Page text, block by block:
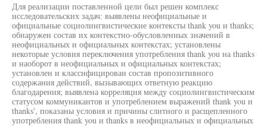
Для реализации поставленной цели был решен комплекс
исследовательских задач: выявлены неофициальные и
официальные социолингвистические контексты thank you и thanks;
обнаружен состав их контекстно-обусловленных значений в
неофициальных и официальных контекстах; установлены
некоторые условия переключения употребления thank you на thanks
и наоборот в неофициальных и официальных контекстах;
установлен и классифицирован состав пропозитивного
содержания действий, вызывающих ответную реакцию
благодарения; выявлена корреляция между социолингвистическим
статусом коммуникантов и употреблением выражений thank you и
thanks', показаны условия и причины слитного и расщепленного
употребления thank you и thanks в неофициальных и официальных